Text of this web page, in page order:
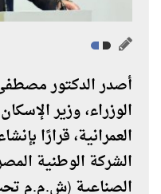
أصدر الدكتور
الوزراء، وزير
العمرانية، قرارًا
الشركة الوطنية
الصناعية (ش.م.م